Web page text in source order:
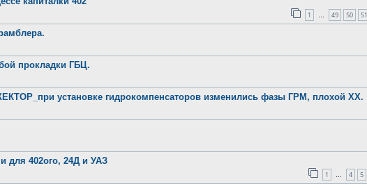
1 … 49 50 51
прокладки ГБЦ.
установке гидрокомпенсаторов изменились фазы ГРМ, плохой ХХ.
для 402ого, 24Д и УАЗ
1 … 4 5